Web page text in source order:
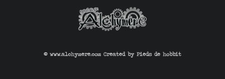
© www.alchymere.com Created by Pieds de hobbit